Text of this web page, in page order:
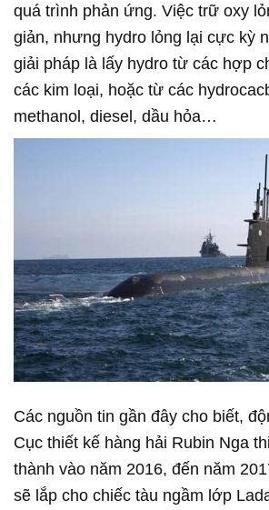
quá trình phản ứng. Việc trữ oxy
giản, nhưng hydro lỏng lại cực kỳ
giải pháp là lấy hydro từ các hợp
các kim loại, hoặc từ các
methanol, diesel, dầu hỏa…
Các nguồn tin gần đây cho biết,
Cục thiết kế hàng hải Rubin Nga
thành vào năm 2016, đến năm
sẽ lắp cho chiếc tàu ngầm lớp